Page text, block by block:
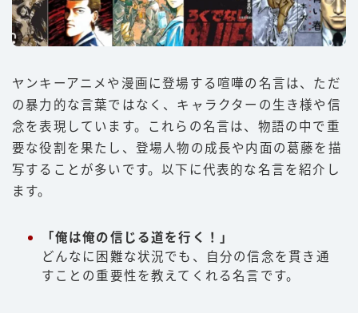
ヤンキーアニメや漫画に登場する喧嘩の名言は、ただ
の暴力的な言葉ではなく、キャラクターの生き様や信
念を表現しています。これらの名言は、物語の中で重
要な役割を果たし、登場人物の成長や内面の葛藤を描
写することが多いです。以下に代表的な名言を紹介し
ます。
「俺は俺の信じる道を行く！」
どんなに困難な状況でも、自分の信念を貫き通
すことの重要性を教えてくれる名言です。